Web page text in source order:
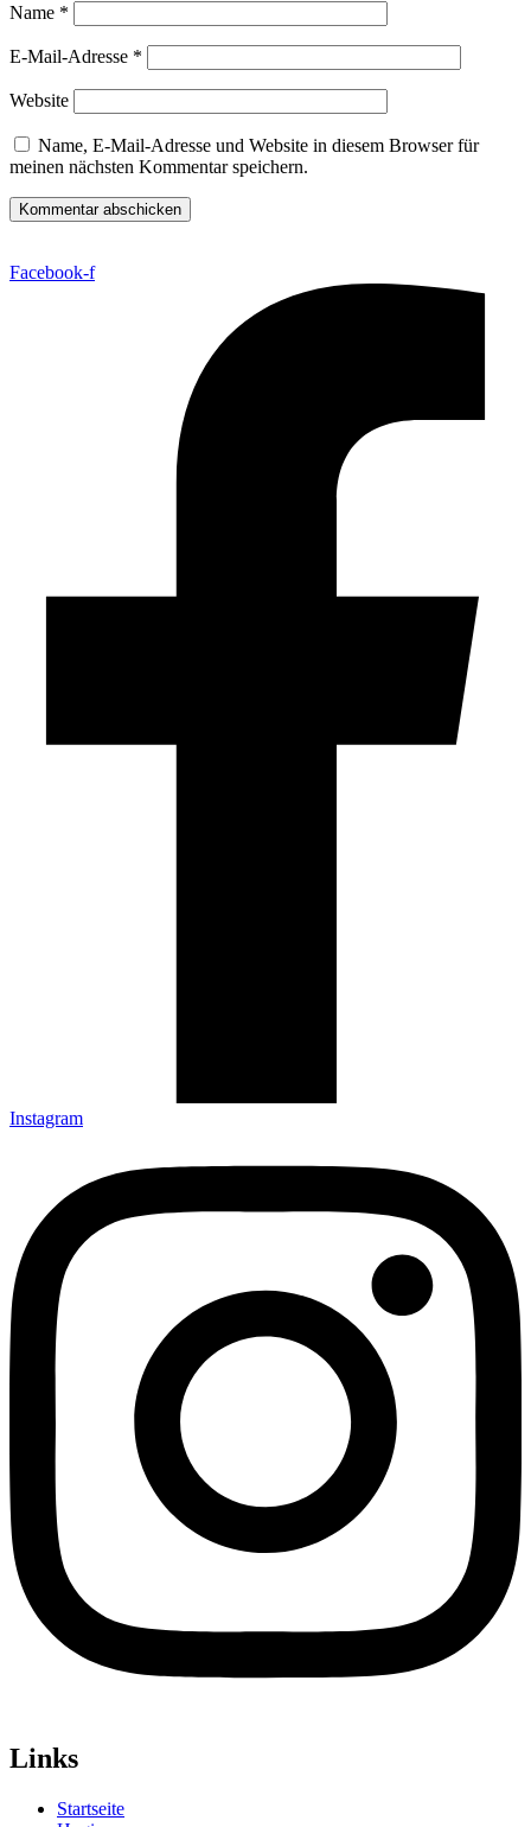
Name *
E-Mail-Adresse *
Website
Name, E-Mail-Adresse und Website in diesem Browser für
meinen nächsten Kommentar speichern.
Facebook-f
Instagram
Links
Startseite